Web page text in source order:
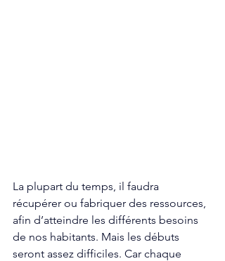
La plupart du temps, il faudra
récupérer ou fabriquer des ressources,
afin d’atteindre les différents besoins
de nos habitants. Mais les débuts
seront assez difficiles. Car chaque